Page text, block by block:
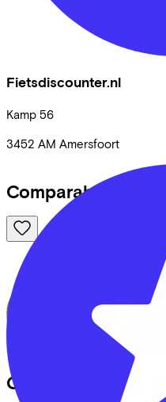
Fietsdiscounter.nl
Kamp 56
3452 AM Amersfoort
Comparable bikes
Cube REACTION